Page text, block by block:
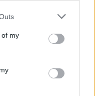
one or more Google
You may click to
its third-party tags to
in below Google
of my
budget e alle